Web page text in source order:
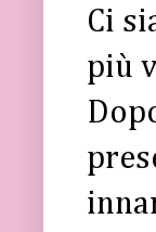
Ci
più